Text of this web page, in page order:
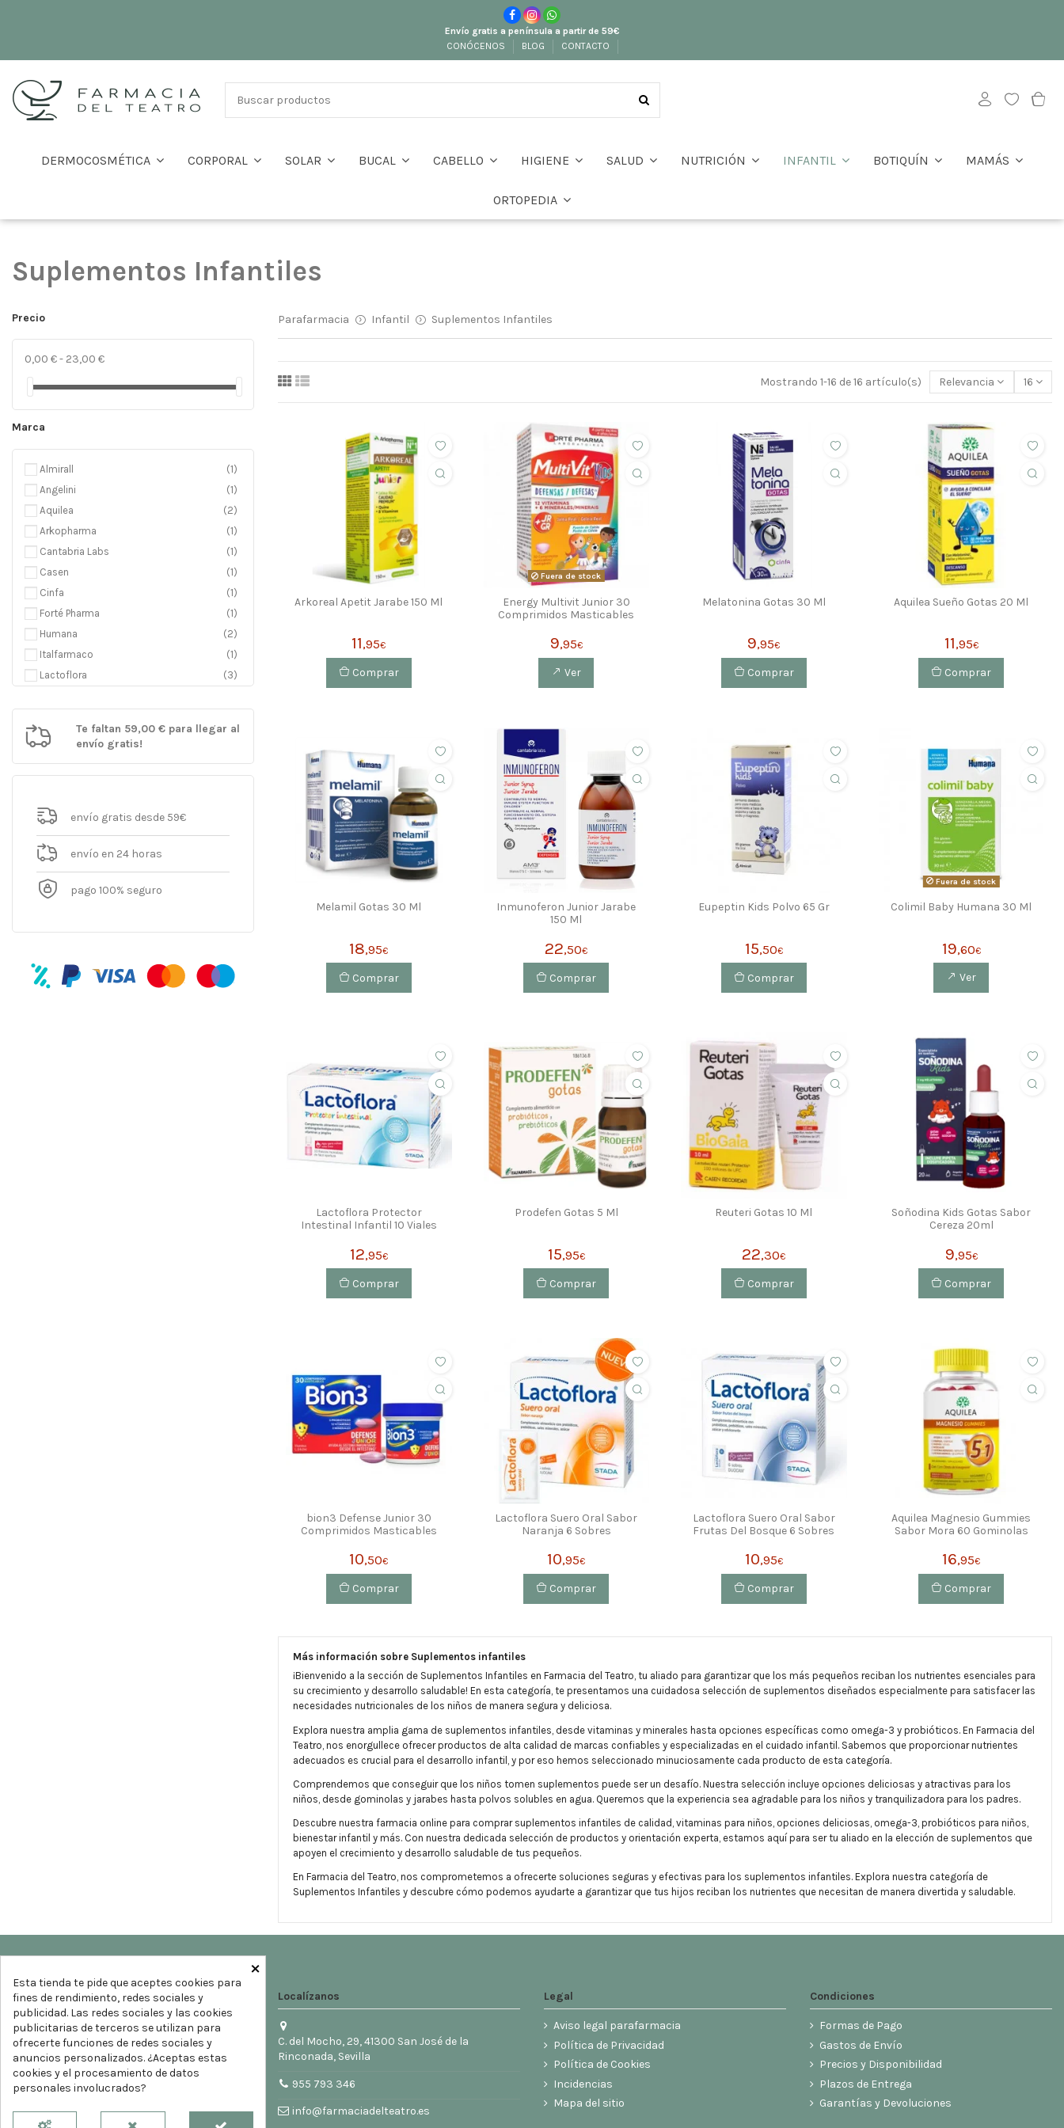
Envío gratis a península a partir de 59€
CONÓCENOS
BLOG CONTACTO
DERMOCOSMÉTICA CORPORAL SOLAR BUCAL CABELLO HIGIENE SALUD NUTRICIÓN INFANTIL BOTIQUÍN MAMÁS
ORTOPEDIA
Suplementos Infantiles
Parafarmacia Infantil Suplementos Infantiles
Mostrando 1-16 de 16 artículo(s) Relevancia 16
Arkoreal Apetit Jarabe 150 Ml
11,95€
Comprar
Fuera de stock
Energy Multivit Junior 30
Comprimidos Masticables
9,95€
Ver
Melatonina Gotas 30 Ml
9,95€
Comprar
Aquilea Sueño Gotas 20 Ml
11,95€
Comprar
Melamil Gotas 30 Ml
18,95€
Comprar
Inmunoferon Junior Jarabe
150 Ml
22,50€
Comprar
Eupeptin Kids Polvo 65 Gr
15,50€
Comprar
Fuera de stock
Colimil Baby Humana 30 Ml
19,60€
Ver
Lactoflora Protector
Intestinal Infantil 10 Viales
12,95€
Comprar
Prodefen Gotas 5 Ml
15,95€
Comprar
Reuteri Gotas 10 Ml
22,30€
Comprar
Soñodina Kids Gotas Sabor
Cereza 20ml
9,95€
Comprar
bion3 Defense Junior 30
Comprimidos Masticables
10,50€
Comprar
Lactoflora Suero Oral Sabor
Naranja 6 Sobres
10,95€
Comprar
Lactoflora Suero Oral Sabor
Frutas Del Bosque 6 Sobres
10,95€
Comprar
Aquilea Magnesio Gummies
Sabor Mora 60 Gominolas
16,95€
Comprar
Más información sobre Suplementos infantiles
¡Bienvenido a la sección de Suplementos Infantiles en Farmacia del Teatro, tu aliado para garantizar que los más pequeños reciban los nutrientes esenciales para
su crecimiento y desarrollo saludable! En esta categoría, te presentamos una cuidadosa selección de suplementos diseñados especialmente para satisfacer las
necesidades nutricionales de los niños de manera segura y deliciosa.
Explora nuestra amplia gama de suplementos infantiles, desde vitaminas y minerales hasta opciones específicas como omega-3 y probióticos. En Farmacia del
Teatro, nos enorgullece ofrecer productos de alta calidad de marcas confiables y especializadas en el cuidado infantil. Sabemos que proporcionar nutrientes
adecuados es crucial para el desarrollo infantil, y por eso hemos seleccionado minuciosamente cada producto de esta categoría.
Comprendemos que conseguir que los niños tomen suplementos puede ser un desafío. Nuestra selección incluye opciones deliciosas y atractivas para los
niños, desde gominolas y jarabes hasta polvos solubles en agua. Queremos que la experiencia sea agradable para los niños y tranquilizadora para los padres.
Descubre nuestra farmacia online para comprar suplementos infantiles de calidad, vitaminas para niños, opciones deliciosas, omega-3, probióticos para niños,
bienestar infantil y más. Con nuestra dedicada selección de productos y orientación experta, estamos aquí para ser tu aliado en la elección de suplementos que
apoyen el crecimiento y desarrollo saludable de tus pequeños.
En Farmacia del Teatro, nos comprometemos a ofrecerte soluciones seguras y efectivas para los suplementos infantiles. Explora nuestra categoría de
Suplementos Infantiles y descubre cómo podemos ayudarte a garantizar que tus hijos reciban los nutrientes que necesitan de manera divertida y saludable.
Precio
0,00 € - 23,00 €
Marca
Almirall
(1)
Angelini
(1)
Aquilea
(2)
Arkopharma
(1)
Cantabria Labs
(1)
Casen
(1)
Cinfa
(1)
Forté Pharma
(1)
Humana
(2)
Italfarmaco
(1)
Lactoflora
(3)
Te faltan 59,00 € para llegar al
envío gratis!
envío gratis desde 59€
envío en 24 horas
pago 100% seguro
Localízanos
C. del Mocho, 29, 41300 San José de la
Rinconada, Sevilla
955 793 346
info@farmaciadelteatro.es
Legal
Aviso legal parafarmacia
Política de Privacidad
Política de Cookies
Incidencias
Mapa del sitio
Condiciones
Formas de Pago
Gastos de Envío
Precios y Disponibilidad
Plazos de Entrega
Garantías y Devoluciones
×
Esta tienda te pide que aceptes cookies para
fines de rendimiento, redes sociales y
publicidad. Las redes sociales y las cookies
publicitarias de terceros se utilizan para
ofrecerte funciones de redes sociales y
anuncios personalizados. ¿Aceptas estas
cookies y el procesamiento de datos
personales involucrados?